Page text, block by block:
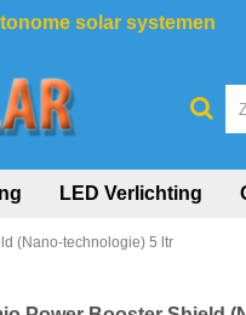
solar systemen
LED Verlichting
(Nano-technologie) 5 ltr